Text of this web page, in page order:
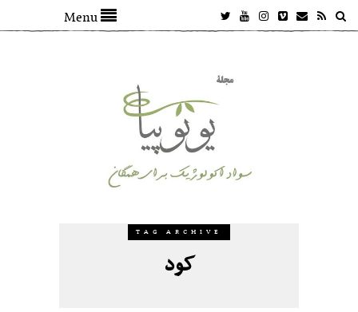
Menu
TAG ARCHIVE
کود